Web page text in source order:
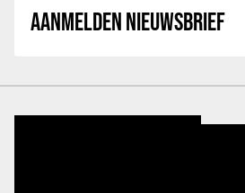
AANMELDEN NIEUWSBRIEF